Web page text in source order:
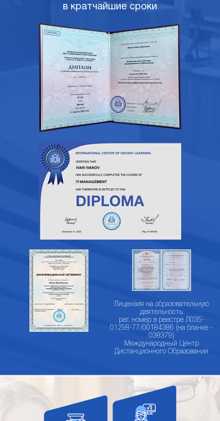
в кратчайшие сроки
Лицензия на образовательную
деятельность
рег. номер в реестре Л035-
01298-77/00184386 (на бланке -
038379)
Международный Центр
Дистанционного Образования